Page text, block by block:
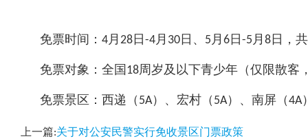
免票时间：4月28日-4月30日、5月6日-5月8日，
免票对象：全国18周岁及以下青少年（仅限散客
免票景区：西递（5A）、宏村（5A）、南屏（4A
上一篇:关于对公安民警实行免收景区门票政策